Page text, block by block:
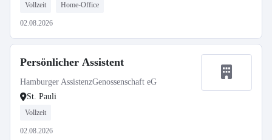
Vollzeit Home-Office
02.08.2026
Persönlicher Assistent
Hamburger AssistenzGenossenschaft eG
St. Pauli
Vollzeit
02.08.2026